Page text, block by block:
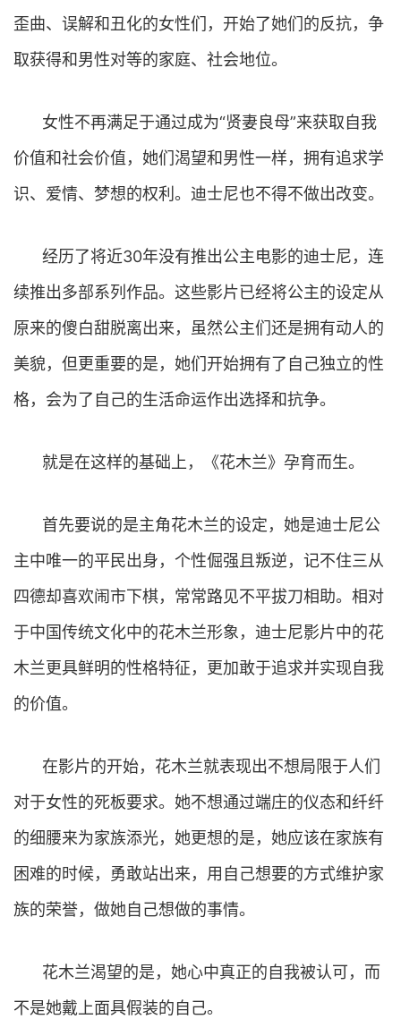
歪曲、误解和丑化的女性们，开始了她们的反抗，争
取获得和男性对等的家庭、社会地位。
女性不再满足于通过成为“贤妻良母”来获取自我
价值和社会价值，她们渴望和男性一样，拥有追求学
识、爱情、梦想的权利。迪士尼也不得不做出改变。
经历了将近30年没有推出公主电影的迪士尼，连
续推出多部系列作品。这些影片已经将公主的设定从
原来的傻白甜脱离出来，虽然公主们还是拥有动人的
美貌，但更重要的是，她们开始拥有了自己独立的性
格，会为了自己的生活命运作出选择和抗争。
就是在这样的基础上，《花木兰》孕育而生。
首先要说的是主角花木兰的设定，她是迪士尼公
主中唯一的平民出身，个性倔强且叛逆，记不住三从
四德却喜欢闹市下棋，常常路见不平拔刀相助。相对
于中国传统文化中的花木兰形象，迪士尼影片中的花
木兰更具鲜明的性格特征，更加敢于追求并实现自我
的价值。
在影片的开始，花木兰就表现出不想局限于人们
对于女性的死板要求。她不想通过端庄的仪态和纤纤
的细腰来为家族添光，她更想的是，她应该在家族有
困难的时候，勇敢站出来，用自己想要的方式维护家
族的荣誉，做她自己想做的事情。
花木兰渴望的是，她心中真正的自我被认可，而
不是她戴上面具假装的自己。